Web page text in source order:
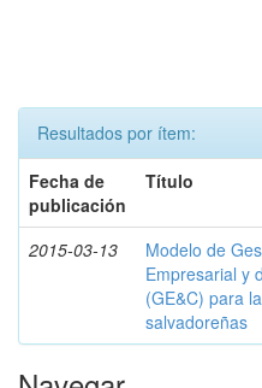
Resultados por ítem:
Fecha de
publicación
Título
2015-03-13
Modelo de
Empresarial y
(GE&C) para
salvadoreñas